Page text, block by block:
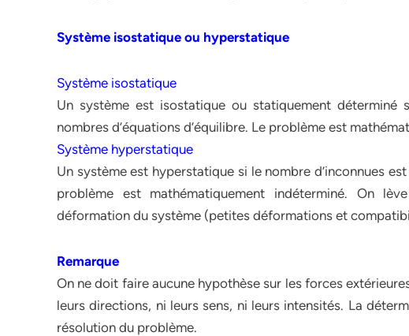
Système isostatique ou hyperstatique
Système isostatique
Un système est isostatique ou statiquement déterminé
nombres d’équations d’équilibre. Le problème est
Système hyperstatique
Un système est hyperstatique si le nombre d’inconnues
problème est mathématiquement indéterminé. On
déformation du système (petites déformations et
Remarque
On ne doit faire aucune hypothèse sur les forces
leurs directions, ni leurs sens, ni leurs intensités. La
résolution du problème.